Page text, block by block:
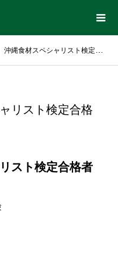
食材スペシャリスト検定合格者発表
リスト検定合格
スト検定合格者